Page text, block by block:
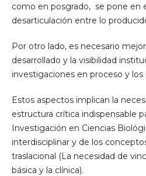
como en posgrado, se pone en
desarticulación entre lo
Por otro lado, es necesario
desarrollado y la visibilidad
investigaciones en proceso y los
Estos aspectos implican la
estructura crítica indispensable
Investigación en Ciencias
interdisciplinar y de los
traslacional (La necesidad de
básica y la clínica).